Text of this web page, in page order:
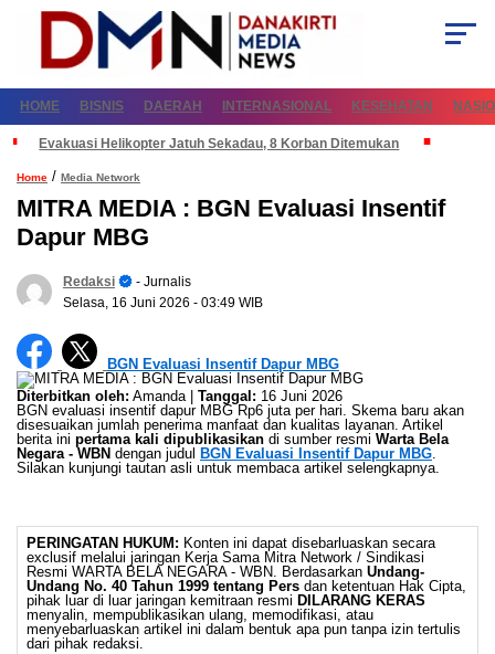
HOME BISNIS DAERAH INTERNASIONAL KESEHATAN
Evakuasi Helikopter Jatuh Sekadau, 8 Korban Ditemukan
Home / Media Network
MITRA MEDIA : BGN Evaluasi Insentif
Dapur MBG
Redaksi
- Jurnalis
Selasa, 16 Juni 2026 - 03:49 WIB
BGN Evaluasi Insentif Dapur MBG
Diterbitkan oleh: Amanda | Tanggal: 16 Juni 2026
BGN evaluasi insentif dapur MBG Rp6 juta per hari. Skema baru akan
disesuaikan jumlah penerima manfaat dan kualitas layanan. Artikel
berita ini pertama kali dipublikasikan di sumber resmi Warta Bela
Negara - WBN dengan judul BGN Evaluasi Insentif Dapur MBG.
Silakan kunjungi tautan asli untuk membaca artikel selengkapnya.
PERINGATAN HUKUM: Konten ini dapat disebarluaskan secara
exclusif melalui jaringan Kerja Sama Mitra Network / Sindikasi
Resmi WARTA BELA NEGARA - WBN. Berdasarkan Undang-
Undang No. 40 Tahun 1999 tentang Pers dan ketentuan Hak Cipta,
pihak luar di luar jaringan kemitraan resmi DILARANG KERAS
menyalin, mempublikasikan ulang, memodifikasi, atau
menyebarluaskan artikel ini dalam bentuk apa pun tanpa izin tertulis
dari pihak redaksi.